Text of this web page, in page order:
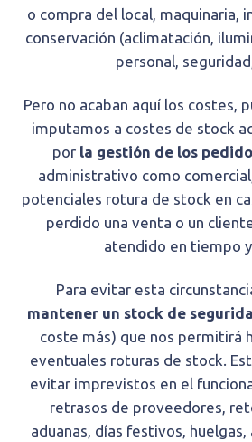
o compra del local, maquinaria,
conservación (aclimatación,
personal,
Pero no acaban aquí los costes,
imputamos a costes de stock
por la gestión de los
administrativo como
potenciales rotura de stock en
perdido una venta o un
atendido en tiempo y
Para evitar esta
mantener un stock de
coste más) que nos permitirá
eventuales roturas de stock.
evitar imprevistos en el
retrasos de proveedores,
aduanas, días festivos, huelgas,